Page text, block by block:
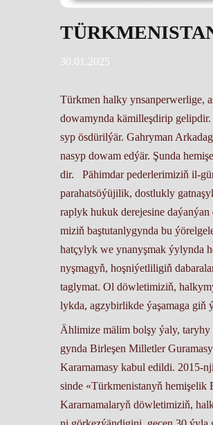
30.01.2025
Türk­men hal­ky yn­san­per­wer­li­ge,
do­wa­myn­da kä­milleş­di­rip
syp ös­dü­ril­ýär. Gah­ry­man
na­syp do­wam ed­ýär. Şun­da
dir. Pä­him­dar pe­der­le­ri­mi­ziň il-
parahatsöýüjilik, dostlukly
rap­lyk hu­kuk de­re­je­si­ne
mi­ziň baş­tu­tan­ly­gyn­da bu
hat­çy­lyk we yna­nyş­mak ýy­lyn­da
nyşma­gyň, hoş­ni­ýet­li­li­giň
tag­ly­mat. Ol döwletimi­ziň,
lyk­da, ag­zy­bir­lik­de ýaşama­ga giň
Ählimize mä­lim bol­şy ýa­ly,
gyn­da Bir­le­şen Mil­let­ler
Kararnamasy ka­bul edildi. 2015-
sin­de «Türk­me­nis­ta­nyň
Kararnamalaryň döw­le­ti­mi­ziň,